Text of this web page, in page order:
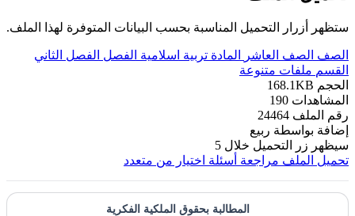
ستظهر أزرار التحميل المناسبة بحسب البيانات المتوفرة لهذا الملف.
الصف الصف العاشر المادة تربية اسلامية الفصل
الفصل الثاني
القسم ملفات متنوعة
الحجم 168.1KB
المشاهدات 190
رقم الملف 24464
إضافة بواسطة ربيع
سيظهر زر التحميل خلال 5
تحميل الملف مراجعة أسئلة اختيار من متعدد
المطالبة بحقوق الملكية الفكرية